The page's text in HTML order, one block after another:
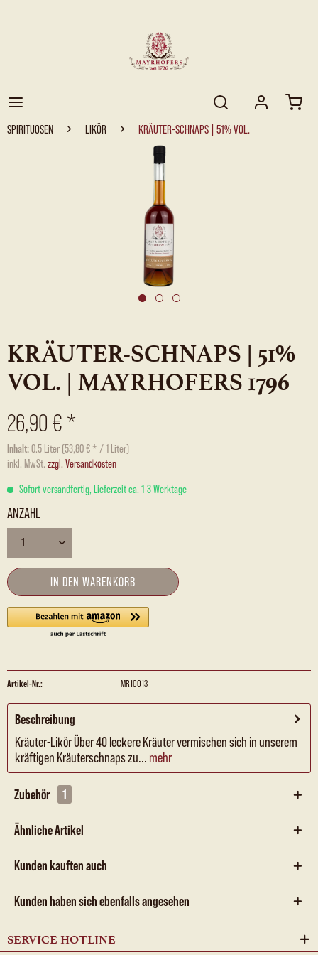
SPIRITUOSEN LIKÖR KRÄUTER-SCHNAPS | 51% VOL.
KRÄUTER-SCHNAPS | 51%
VOL. | MAYRHOFERS 1796
26,90 € *
Inhalt:0.5 Liter (53,80 € * / 1 Liter)
inkl. MwSt. zzgl. Versandkosten
Sofort versandfertig, Lieferzeit ca. 1-3 Werktage
ANZAHL
IN DEN WARENKORB
Artikel-Nr.: MR10013
Beschreibung
Kräuter-Likör Über 40 leckere Kräuter vermischen sich in unserem
kräftigen Kräuterschnaps zu... mehr
Zubehör 1
Ähnliche Artikel
Kunden kauften auch
Kunden haben sich ebenfalls angesehen
SERVICE HOTLINE